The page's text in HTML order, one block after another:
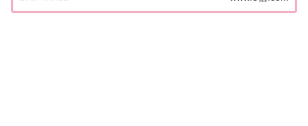
道・東北の宿北海道の宿 メディア（TV）掲載 開